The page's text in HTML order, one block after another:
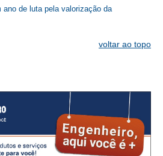
ano de luta pela valorização da
voltar ao topo